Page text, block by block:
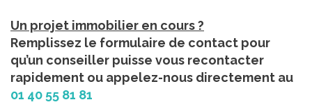
Un projet immobilier en cours ?
Remplissez le formulaire de contact pour
qu’un conseiller puisse vous recontacter
rapidement ou appelez-nous directement au
01 40 55 81 81